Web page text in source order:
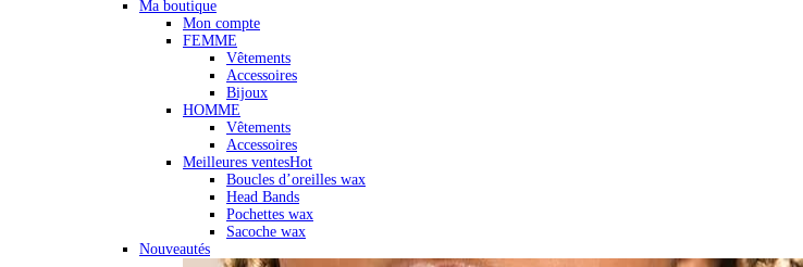
Ma boutique
Mon compte
FEMME
Vêtements
Accessoires
Bijoux
HOMME
Vêtements
Accessoires
Meilleures ventesHot
Boucles d’oreilles wax
Head Bands
Pochettes wax
Sacoche wax
Nouveautés